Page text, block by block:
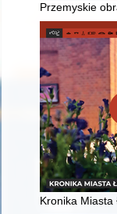
Przemyskie
Kronika